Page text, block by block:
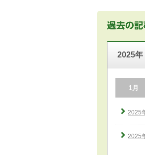
2025年
1月
2025
2025